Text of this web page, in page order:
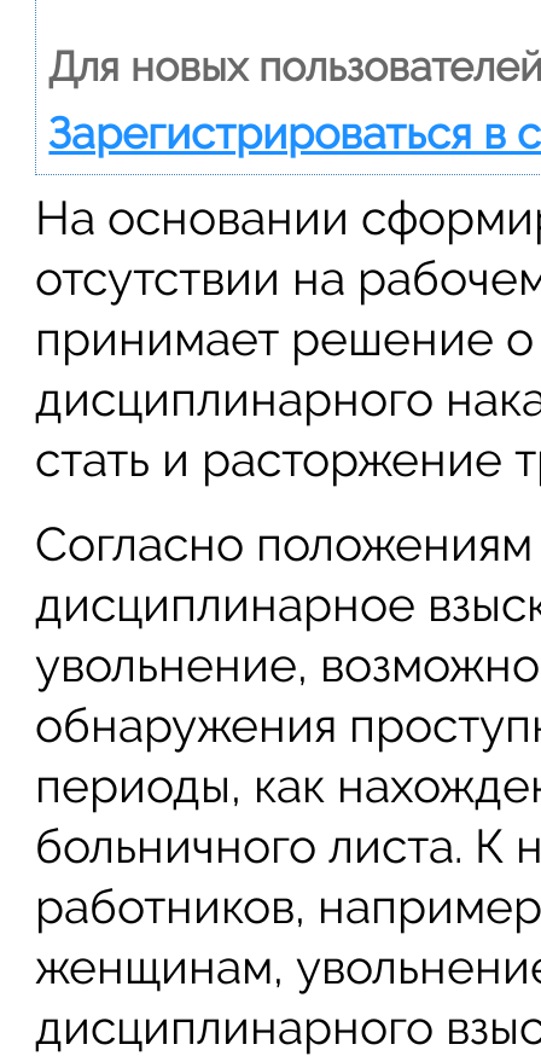
Для новых
Зарегистрироваться в
На основании
отсутствии на
принимает решение
дисциплинарного
стать и расторжение
Согласно
дисциплинарное
увольнение,
обнаружения
периоды, как
больничного листа. К
работников,
женщинам,
дисциплинарного